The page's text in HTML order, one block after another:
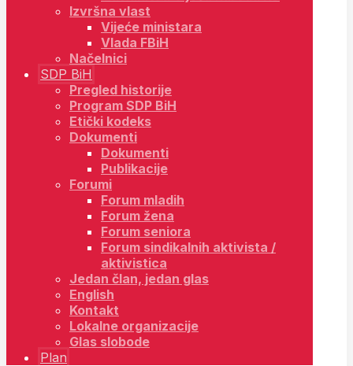
Izvršna vlast
Vijeće ministara
Vlada FBiH
Načelnici
SDP BiH
Pregled historije
Program SDP BiH
Etički kodeks
Dokumenti
Dokumenti
Publikacije
Forumi
Forum mladih
Forum žena
Forum seniora
Forum sindikalnih aktivista /
aktivistica
Jedan član, jedan glas
English
Kontakt
Lokalne organizacije
Glas slobode
Plan